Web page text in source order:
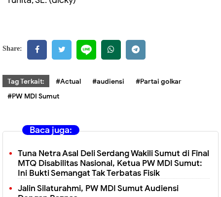
Share:
Tag Terkait: #Actual #audiensi
#Partai golkar
#PW MDI Sumut
Baca juga:
Tuna Netra Asal Deli Serdang Wakili Sumut di Final
MTQ Disabilitas Nasional, Ketua PW MDI Sumut:
Ini Bukti Semangat Tak Terbatas Fisik
Jalin Silaturahmi, PW MDI Sumut Audiensi